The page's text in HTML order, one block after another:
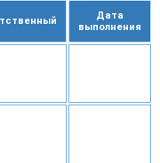
Дата
выполнения